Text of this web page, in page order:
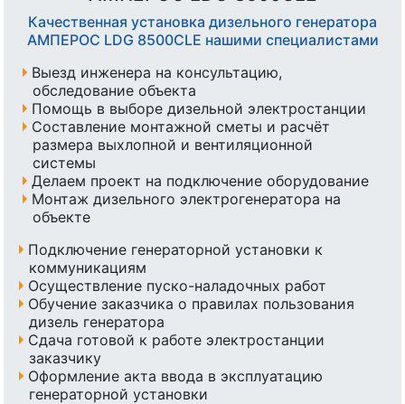
Качественная установка дизельного генератора
АМПЕРОС LDG 8500CLE нашими специалистами
Выезд инженера на консультацию,
обследование объекта
Помощь в выборе дизельной электростанции
Составление монтажной сметы и расчёт
размера выхлопной и вентиляционной
системы
Делаем проект на подключение оборудование
Монтаж дизельного электрогенератора на
объекте
Подключение генераторной установки к
коммуникациям
Осуществление пуско-наладочных работ
Обучение заказчика о правилах пользования
дизель генератора
Сдача готовой к работе электростанции
заказчику
Оформление акта ввода в эксплуатацию
генераторной установки